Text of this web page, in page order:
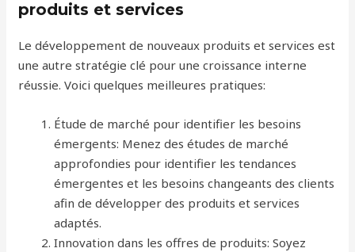
produits et services
Le développement de nouveaux produits et services est
une autre stratégie clé pour une croissance interne
réussie. Voici quelques meilleures pratiques:
Étude de marché pour identifier les besoins
émergents: Menez des études de marché
approfondies pour identifier les tendances
émergentes et les besoins changeants des clients
afin de développer des produits et services
adaptés.
Innovation dans les offres de produits: Soyez